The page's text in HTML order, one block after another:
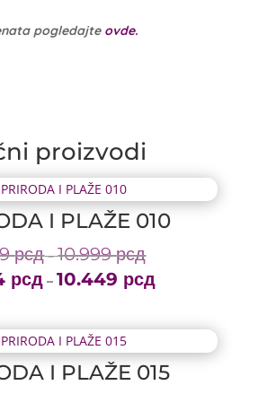
pogledajte ovde.
proizvodi
I PLAŽE 010
рсд – 10.999рсдPrice
range:
рсд – 10.449 рсд
10.449 рсд
I PLAŽE 015